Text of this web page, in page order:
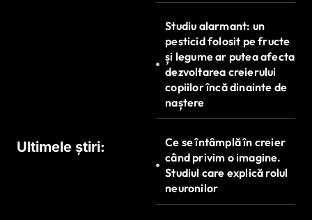
e
Ultimele știri:
Studiu alarmant: un
pesticid folosit pe fructe
și legume ar putea afecta
dezvoltarea creierului
copiilor încă dinainte de
naștere
Ce se întâmplă în creier
când privim o imagine.
Studiul care explică rolul
neuronilor